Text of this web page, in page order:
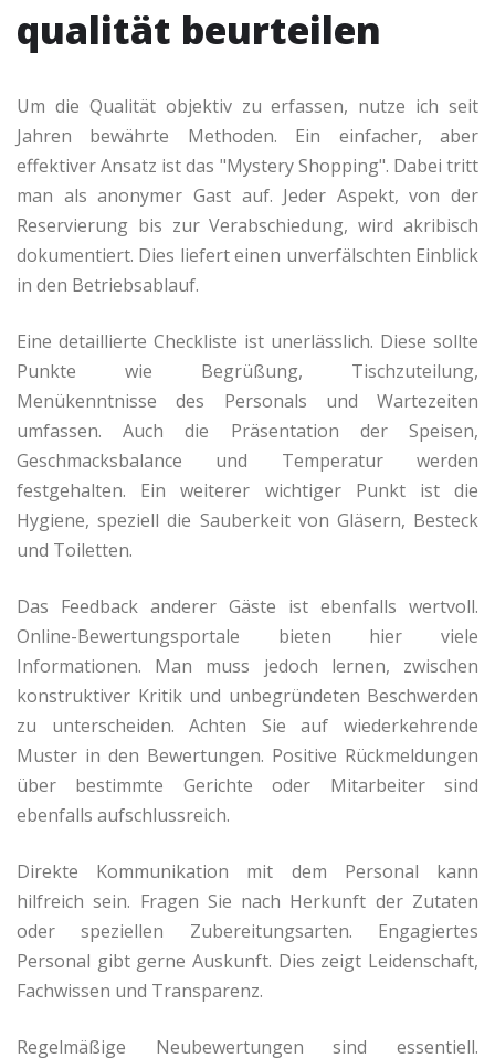
qualität beurteilen
Um die Qualität objektiv zu erfassen, nutze ich seit
Jahren bewährte Methoden. Ein einfacher, aber
effektiver Ansatz ist das "Mystery Shopping". Dabei tritt
man als anonymer Gast auf. Jeder Aspekt, von der
Reservierung bis zur Verabschiedung, wird akribisch
dokumentiert. Dies liefert einen unverfälschten Einblick
in den Betriebsablauf.
Eine detaillierte Checkliste ist unerlässlich. Diese sollte
Punkte wie Begrüßung, Tischzuteilung,
Menükenntnisse des Personals und Wartezeiten
umfassen. Auch die Präsentation der Speisen,
Geschmacksbalance und Temperatur werden
festgehalten. Ein weiterer wichtiger Punkt ist die
Hygiene, speziell die Sauberkeit von Gläsern, Besteck
und Toiletten.
Das Feedback anderer Gäste ist ebenfalls wertvoll.
Online-Bewertungsportale bieten hier viele
Informationen. Man muss jedoch lernen, zwischen
konstruktiver Kritik und unbegründeten Beschwerden
zu unterscheiden. Achten Sie auf wiederkehrende
Muster in den Bewertungen. Positive Rückmeldungen
über bestimmte Gerichte oder Mitarbeiter sind
ebenfalls aufschlussreich.
Direkte Kommunikation mit dem Personal kann
hilfreich sein. Fragen Sie nach Herkunft der Zutaten
oder speziellen Zubereitungsarten. Engagiertes
Personal gibt gerne Auskunft. Dies zeigt Leidenschaft,
Fachwissen und Transparenz.
Regelmäßige Neubewertungen sind essentiell.